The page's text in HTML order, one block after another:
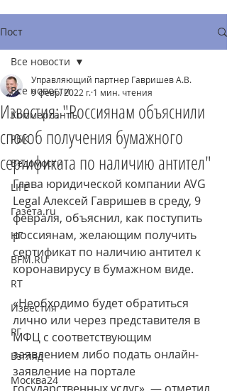
Пост
Все новости
Коммерсантъ
РБК
Ведомости
LIFE
Газета.ru
НГ
BFM.RU
RT
Известия
РГ
Взгляд
Москва24
Все новости
Известия: "Россиянам объяснили
способ получения бумажного
сертификата по наличию антител"
Управляющий партнер Гавришев А.В.
9 февр. 2022 г. 1 мин. чтения
Глава юридической компании AVG
Legal Алексей Гавришев в среду, 9
февраля, объяснил, как поступить
россиянам, желающим получить
сертификат по наличию антител к
коронавирусу в бумажном виде.
«Необходимо будет обратиться
лично или через представителя в
МФЦ с соответствующим
заявлением либо подать онлайн-
заявление на портале